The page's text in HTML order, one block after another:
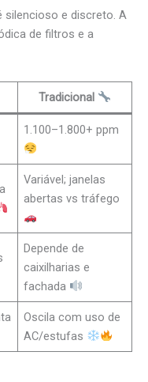
silencioso e discreto. A
de filtros e a
Tradicional
1.100–1.800+ ppm
Variável; janelas
abertas vs tráfego
Depende de
caixilharias e
fachada
Oscila com uso de
AC/estufas